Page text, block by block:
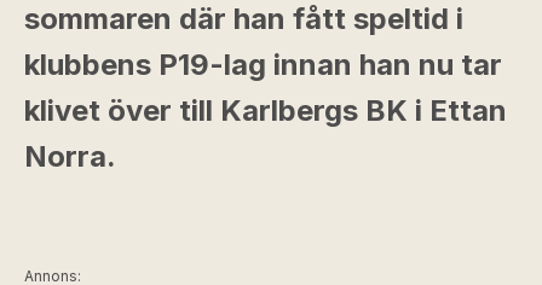
sommaren där han fått speltid i
klubbens P19-lag innan han nu tar
klivet över till Karlbergs BK i Ettan
Norra.
Annons: